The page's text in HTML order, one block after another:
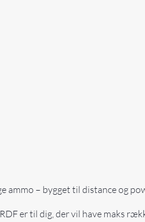
ammo – bygget til distance og
er til dig, der vil have maks